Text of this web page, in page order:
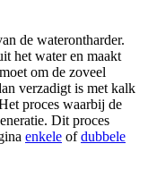
de waterontharder.
het water en maakt
om de zoveel
verzadigt is met kalk
proces waarbij de
Dit proces
enkele ofdubbele